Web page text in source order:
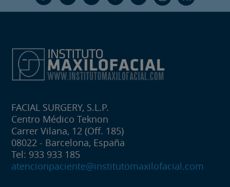
FACIAL SURGERY, S.L.P.
Centro Médico Teknon
Carrer Vilana, 12 (Off. 185)
08022 - Barcelona, España
Tel: 933 933 185
atencionpaciente@institutomaxilofacial.com